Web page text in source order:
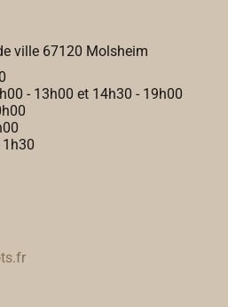
ville 67120 Molsheim
- 13h00 et 14h30 - 19h00